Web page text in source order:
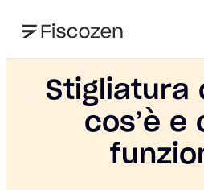
Stigliatura
cos’è e